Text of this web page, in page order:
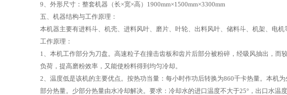
9、外形尺寸：整套机器（长×宽×高）1900mm×1500mm×3300mm
五、机器结构与工作原理：
本机器主要有进料斗、机壳、进料风叶、磨片、叶轮、出料风叶、储料斗、机架、电
工作原理：
1、本机工作部分为刀盘。高速粒子在撞击齿板和齿片后部分被粉碎，经吸风抽出，而
负荷，提高磨粉效率，又能使粉料得到均匀冷却。
2、温度低是该机的主要优点。按热功当量：每小时作功后转换为860千卡热量。本机
部分热量。少部分热量由水冷却解决。要求：冷却水的进口温度不大于25°，出口水温